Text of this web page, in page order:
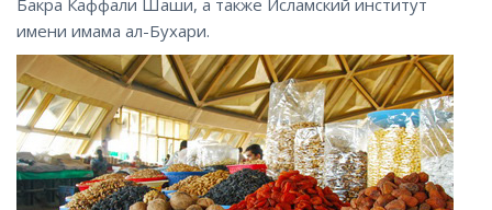
имени имама ал-Бухари.